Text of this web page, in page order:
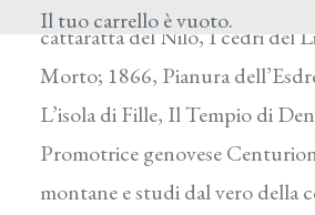
Il tuo carrello è vuoto.
cattaratta del Nilo, I cedri del
Morto; 1866, Pianura
L’isola di Fille, Il Tempio di
Promotrice genovese
montane e studi dal vero della